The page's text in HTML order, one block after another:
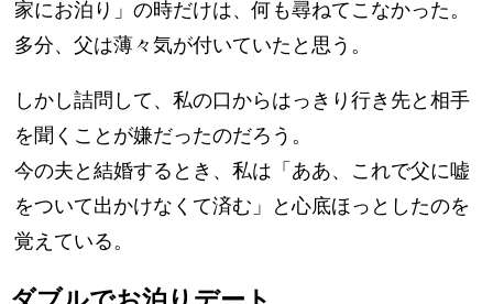
家にお泊り」の時だけは、何も尋ねてこなかった。
多分、父は薄々気が付いていたと思う。
しかし詰問して、私の口からはっきり行き先と相手
を聞くことが嫌だったのだろう。
今の夫と結婚するとき、私は「ああ、これで父に嘘
をついて出かけなくて済む」と心底ほっとしたのを
覚えている。